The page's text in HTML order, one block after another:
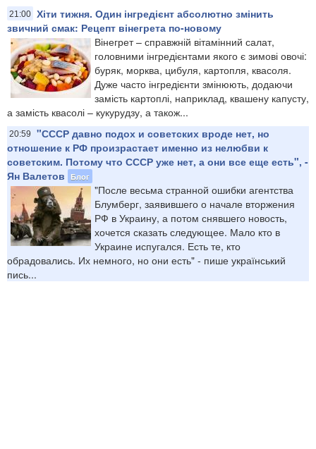
21:00 Хіти тижня. Один інгредієнт абсолютно змінить
звичний смак: Рецепт вінегрета по-новому
Вінегрет – справжній вітамінний салат,
головними інгредієнтами якого є зимові овочі:
буряк, морква, цибуля, картопля, квасоля.
Дуже часто інгредієнти змінюють, додаючи
замість картоплі, наприклад, квашену капусту,
а замість квасолі – кукурудзу, а також...
20:59
"СССР давно подох и советских вроде нет, но
отношение к РФ произрастает именно из нелюбви к
советским. Потому что СССР уже нет, а они все еще есть", -
Ян Валетов
Блог
"После весьма странной ошибки агентства
Блумберг, заявившего о начале вторжения
РФ в Украину, а потом снявшего новость,
хочется сказать следующее. Мало кто в
Украине испугался. Есть те, кто
обрадовались. Их немного, но они есть" - пише український
пись...